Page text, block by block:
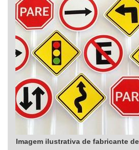
Imagem ilustrativa de fabricante